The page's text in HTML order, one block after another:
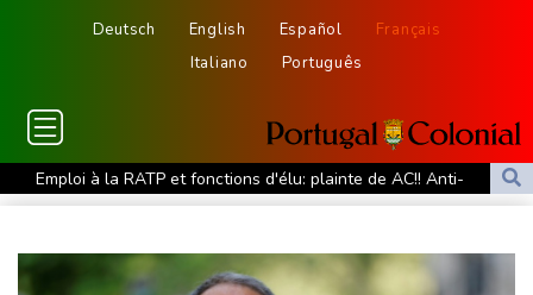
Deutsch English Español
Français
Italiano
Português
Emploi à la RATP et fonctions d'élu: plainte de AC!! Anti-
Corruption visant Bally Bagayoko
municipal de Cagnes-sur-Mer